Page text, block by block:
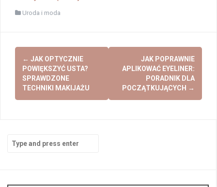
Uroda i moda
Post
navigation
← JAK OPTYCZNIE
POWIĘKSZYĆ USTA?
SPRAWDZONE
TECHNIKI MAKIJAŻU
JAK POPRAWNIE
APLIKOWAĆ EYELINER:
PORADNIK DLA
POCZĄTKUJĄCYCH →
for: